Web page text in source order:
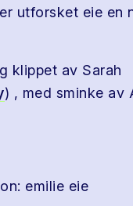
utforsket eie en
klippet av Sarah
) , med sminke av
emilie eie